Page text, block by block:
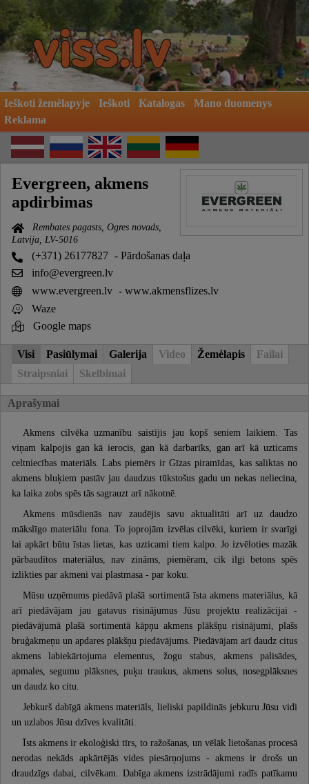
Ieškoti žemėlapyje Ieškoti Katalogas
Mano duomenys
Reklama
Evergreen, akmens
apdirbimas
Rembates pagasts, Ogres novads,
Latvija, LV-5016
(+371) 26177827 - Pārdošanas daļa
info@evergreen.lv
www.evergreen.lv - www.akmensflizes.lv
Waze
Google maps
Visi Pasiūlymai Galerija Video Žemėlapis
Failai
Straipsniai
Skelbimai
Aprašymai
Akmens cilvēka uzmanību saistījis jau kopš seniem laikiem. Tas
viņam kalpojis gan kā ierocis, gan kā darbarīks, gan arī kā uzticams
celtniecības materiāls. Labs piemērs ir Gīzas piramīdas, kas saliktas no
akmens bluķiem pastāv jau daudzus tūkstošus gadu un nekas neliecina,
ka laika zobs spēs tās sagrauzt arī nākotnē.
Akmens mūsdienās nav zaudējis savu aktualitāti arī uz daudzo
mākslīgo materiālu fona. To joprojām izvēlas cilvēki, kuriem ir svarīgi
lai apkārt būtu īstas lietas, kas uzticami tiem kalpo. Jo izvēloties mazāk
pārbaudītos materiālus, nav zināms, piemēram, cik ilgi betons spēs
izlikties par akmeni vai plastmasa - par koku.
Mūsu uzņēmums piedāvā plašā sortimentā īsta akmens materiālus, kā
arī piedāvājam jau gatavus risinājumus Jūsu projektu realizācijai -
piedāvājumā plašā sortimentā kāpņu akmens plākšņu risinājumi, plašs
bruģakmeņu un apdares plākšņu piedāvājums. Piedāvājam arī daudz citus
akmens labiekārtojuma elementus, žogu stabus, akmens palisādes,
apmales, segumu plāksnes, puķu traukus, akmens solus, nosegplāksnes
un daudz ko citu.
Jebkurš dabīgā akmens materiāls, lieliski papildinās jebkuru Jūsu vidi
un uzlabos Jūsu dzīves kvalitāti.
Īsts akmens ir ekoloģiski tīrs, to ražošanas, un vēlāk lietošanas procesā
nerodas nekāds apkārtējās vides piesārņojums - akmens ir drošs un
draudzīgs dabai, cilvēkam. Dabīga akmens izstrādājumi radīs patīkamu